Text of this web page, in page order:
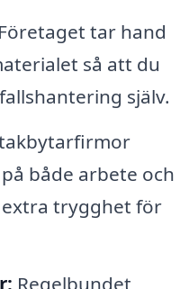
Företaget tar hand
så att du
själv.
både arbete och
trygghet för
Regelbundet